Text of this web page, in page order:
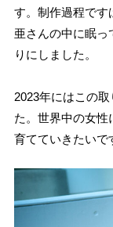
す。制作過程です
亜さんの中に眠っ
りにしました。
2023年にはこの
た。世界中の女性
育てていきたいで